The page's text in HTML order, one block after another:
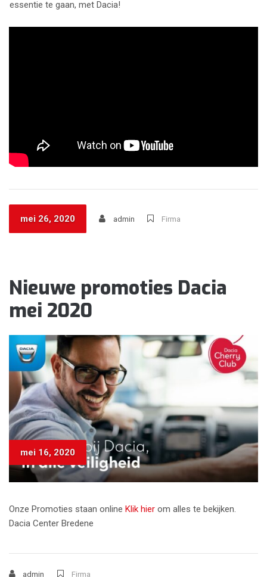
essentie te gaan, met Dacia!
mei 26, 2020 admin Firma
Nieuwe promoties Dacia
mei 2020
mei 16, 2020
Onze Promoties staan online Klik hier om alles te bekijken.
Dacia Center Bredene
admin Firma